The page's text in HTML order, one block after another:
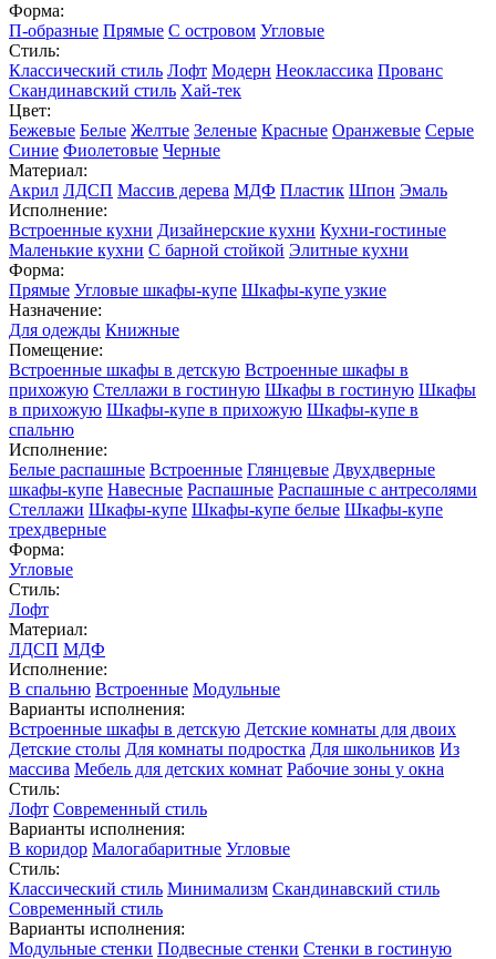
Форма:
П-образные Прямые С островом Угловые
Стиль:
Классический стиль Лофт Модерн Неоклассика Прованс
Скандинавский стиль Хай-тек
Цвет:
Бежевые Белые Желтые Зеленые Красные Оранжевые Серые
Синие Фиолетовые Черные
Материал:
Акрил ЛДСП Массив дерева МДФ Пластик Шпон Эмаль
Исполнение:
Встроенные кухни Дизайнерские кухни Кухни-гостиные
Маленькие кухни С барной стойкой Элитные кухни
Форма:
Прямые Угловые шкафы-купе Шкафы-купе узкие
Назначение:
Для одежды Книжные
Помещение:
Встроенные шкафы в детскую Встроенные шкафы в
прихожую Стеллажи в гостиную Шкафы в гостиную Шкафы
в прихожую Шкафы-купе в прихожую Шкафы-купе в
спальню
Исполнение:
Белые распашные Встроенные Глянцевые Двухдверные
шкафы-купе Навесные Распашные Распашные с антресолями
Стеллажи Шкафы-купе Шкафы-купе белые Шкафы-купе
трехдверные
Форма:
Угловые
Стиль:
Лофт
Материал:
ЛДСП МДФ
Исполнение:
В спальню Встроенные Модульные
Варианты исполнения:
Встроенные шкафы в детскую Детские комнаты для двоих
Детские столы Для комнаты подростка Для школьников Из
массива Мебель для детских комнат Рабочие зоны у окна
Стиль:
Лофт Современный стиль
Варианты исполнения:
В коридор Малогабаритные Угловые
Стиль:
Классический стиль Минимализм Скандинавский стиль
Современный стиль
Варианты исполнения:
Модульные стенки Подвесные стенки Стенки в гостиную